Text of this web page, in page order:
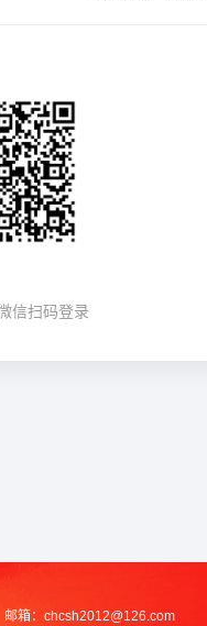
信扫码登录
邮箱： chcsh2012@126.com